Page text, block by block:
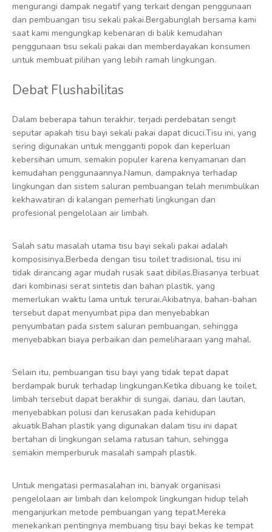
mengurangi dampak negatif yang terkait dengan penggunaan
dan pembuangan tisu sekali pakai.Bergabunglah bersama kami
saat kami mengungkap kebenaran di balik kemudahan
penggunaan tisu sekali pakai dan memberdayakan konsumen
untuk membuat pilihan yang lebih ramah lingkungan.
Debat Flushabilitas
Dalam beberapa tahun terakhir, terjadi perdebatan sengit
seputar apakah tisu bayi sekali pakai dapat dicuci.Tisu ini, yang
sering digunakan untuk mengganti popok dan keperluan
kebersihan umum, semakin populer karena kenyamanan dan
kemudahan penggunaannya.Namun, dampaknya terhadap
lingkungan dan sistem saluran pembuangan telah menimbulkan
kekhawatiran di kalangan pemerhati lingkungan dan
profesional pengelolaan air limbah.
Salah satu masalah utama tisu bayi sekali pakai adalah
komposisinya.Berbeda dengan tisu toilet tradisional, tisu ini
tidak dirancang agar mudah rusak saat dibilas.Biasanya terbuat
dari kombinasi serat sintetis dan bahan plastik, yang
memerlukan waktu lama untuk terurai.Akibatnya, bahan-bahan
tersebut dapat menyumbat pipa dan menyebabkan
penyumbatan pada sistem saluran pembuangan, sehingga
menyebabkan biaya perbaikan dan pemeliharaan yang mahal.
Selain itu, pembuangan tisu bayi yang tidak tepat dapat
berdampak buruk terhadap lingkungan.Ketika dibuang ke toilet,
limbah tersebut dapat berakhir di sungai, danau, dan lautan,
menyebabkan polusi dan kerusakan pada kehidupan
akuatik.Bahan plastik yang digunakan dalam tisu ini dapat
bertahan di lingkungan selama ratusan tahun, sehingga
semakin memperburuk masalah sampah plastik.
Untuk mengatasi permasalahan ini, banyak organisasi
pengelolaan air limbah dan kelompok lingkungan hidup telah
menganjurkan metode pembuangan yang tepat.Mereka
menekankan pentingnya membuang tisu bayi bekas ke tempat